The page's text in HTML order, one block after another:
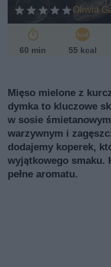
Oliwia
60 min 55 kcal
Mięso mielone z
dymka to kluczowe
w sosie
warzywnym i
dodajemy koperek,
wyjątkowego smaku.
pełne aromatu.